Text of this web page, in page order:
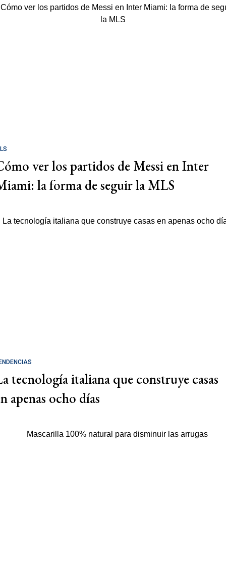
ver los partidos de Messi en Inter
la forma de seguir la MLS
tecnología italiana que construye casas
apenas ocho días